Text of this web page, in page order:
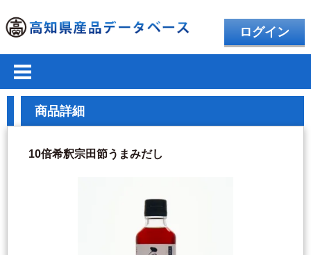
ログイン
商品詳細
10倍希釈宗田節うまみだし